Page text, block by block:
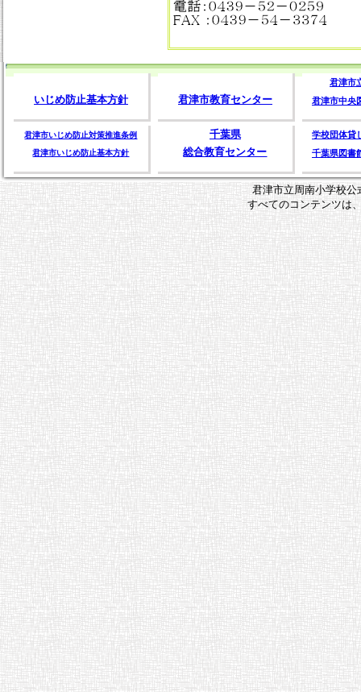
センター相談事業の啓発資料-3 [
2 KB ]
R8ミニセミナーチラシ [ pdf 221
R8青少年非行防止 [ pdf 2 MB ]
子どもと親のサポートセンター相
口 [ pdf 702 KB ]
ヤングケアラー総合相談窓口 [ pdf
KB ]
FAX ：０４３９－５４－３３７４
いじめ防止基本方針 君津市教育センター
君津市
君津市中央
君津市いじめ防止対策推進条例
君津市いじめ防止基本方針
千葉県
総合教育センター
学校団体貸
千葉県図書
君津市立周南小学校
すべてのコンテンツは